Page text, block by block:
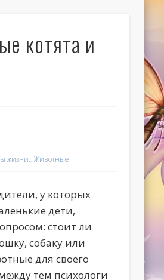
котята и
жизни.,Животные
у которых
дети,
стоит ли
собаку или
для своего
тем психологи